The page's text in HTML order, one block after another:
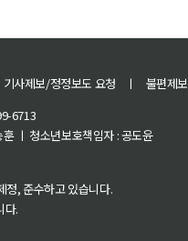
기사제보/정정보도 요청 ㅣ 불편제보
6713
ㅣ 청소년보호책임자 : 공도윤
정, 준수하고 있습니다.
다.